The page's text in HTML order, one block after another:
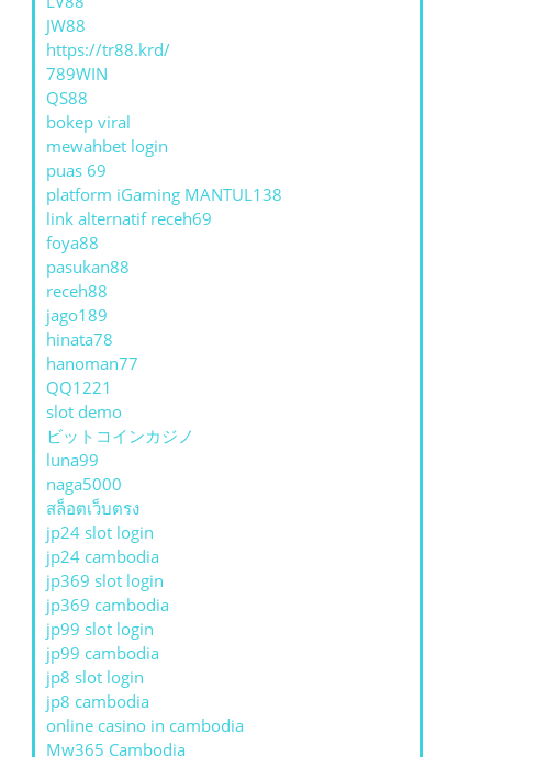
JW88
https://tr88.krd/
789WIN
QS88
bokep viral
mewahbet login
puas 69
platform iGaming MANTUL138
link alternatif receh69
foya88
pasukan88
receh88
jago189
hinata78
hanoman77
QQ1221
slot demo
ビットコインカジノ
luna99
naga5000
สล็อตเว็บตรง
jp24 slot login
jp24 cambodia
jp369 slot login
jp369 cambodia
jp99 slot login
jp99 cambodia
jp8 slot login
jp8 cambodia
online casino in cambodia
Mw365 Cambodia